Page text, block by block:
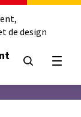
de design